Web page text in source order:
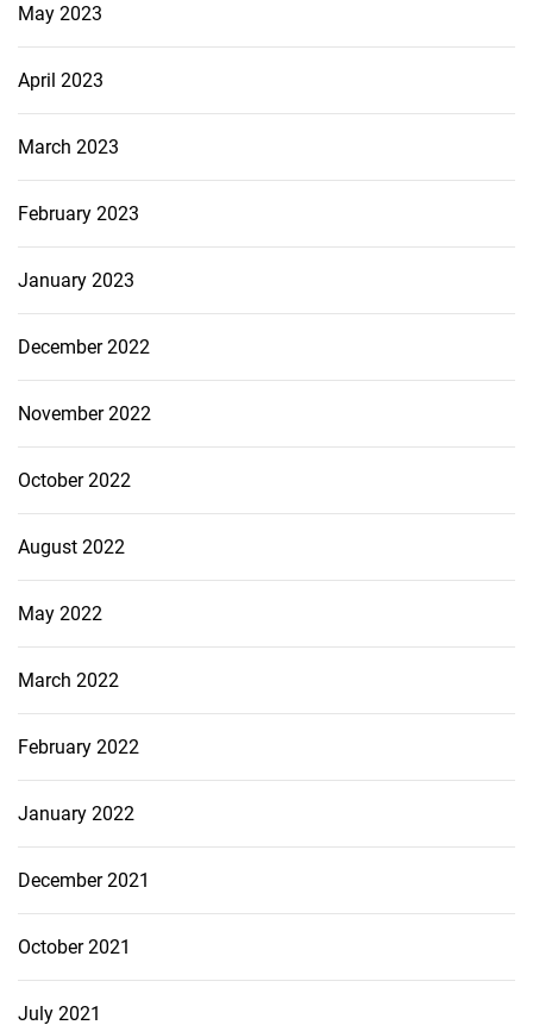
May 2023
April 2023
March 2023
February 2023
January 2023
December 2022
November 2022
October 2022
August 2022
May 2022
March 2022
February 2022
January 2022
December 2021
October 2021
July 2021